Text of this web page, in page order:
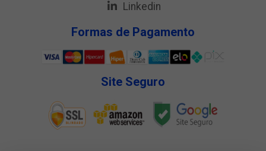
Linkedin
Formas de Pagamento
Site Seguro